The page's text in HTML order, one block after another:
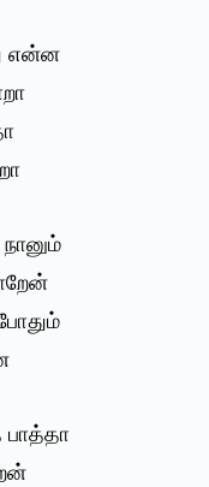
என்ன
பாத்தா